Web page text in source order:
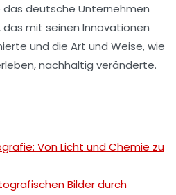
deutsche Unternehmen
mit seinen Innovationen
und die Art und Weise, wie
nachhaltig veränderte.
Von Licht und Chemie zu
Bilder durch